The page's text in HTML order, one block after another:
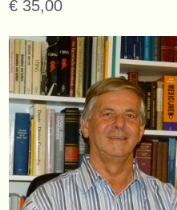
€ 35,00